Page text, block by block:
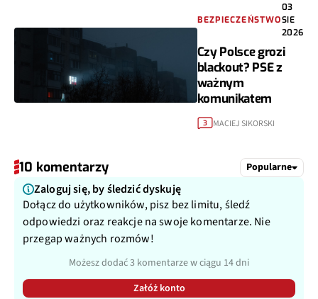
BEZPIECZEŃSTWO
03
SIE
2026
Czy Polsce grozi
blackout? PSE z
ważnym
komunikatem
3 MACIEJ SIKORSKI
10 komentarzy Popularne
Zaloguj się, by śledzić dyskuję
Dołącz do użytkowników, pisz bez limitu, śledź
odpowiedzi oraz reakcje na swoje komentarze. Nie
przegap ważnych rozmów!
Możesz dodać 3 komentarze w ciągu 14 dni
Załóż konto